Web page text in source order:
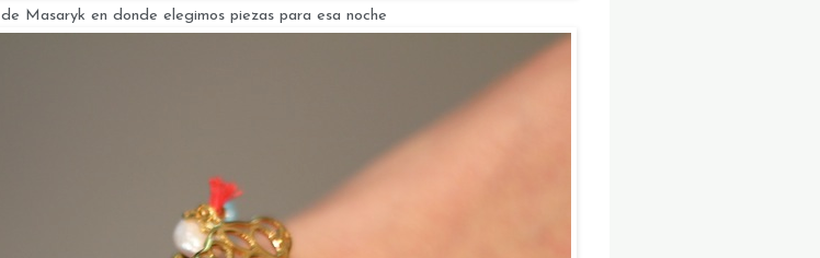
Masaryk en donde elegimos piezas para esa noche